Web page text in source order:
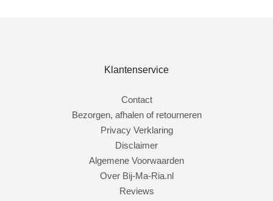
Klantenservice
Contact
Bezorgen, afhalen of retourneren
Privacy Verklaring
Disclaimer
Algemene Voorwaarden
Over Bij-Ma-Ria.nl
Reviews